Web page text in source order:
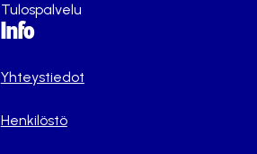
Tulospalvelu
Info
Yhteystiedot
Henkilöstö